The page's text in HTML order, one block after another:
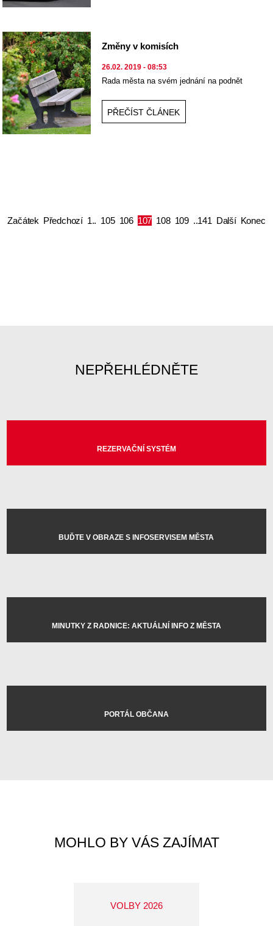
Změny v komisích
26.02. 2019 - 08:53
Rada města na svém jednání na podnět
PŘEČÍST ČLÁNEK
Začátek Předchozí 1.. 105 106 107 108 109 ..141 Další Konec
NEPŘEHLÉDNĚTE
REZERVAČNÍ SYSTÉM
BUĎTE V OBRAZE S INFOSERVISEM MĚSTA
MINUTKY Z RADNICE: AKTUÁLNÍ INFO Z MĚSTA
PORTÁL OBČANA
MOHLO BY VÁS ZAJÍMAT
VOLBY 2026